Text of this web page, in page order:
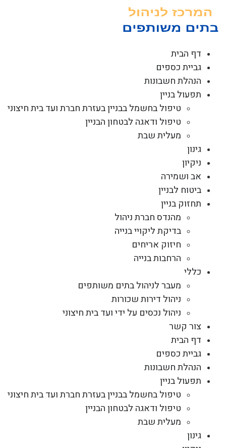
דף הבית
גביית כספים
הנהלת חשבונות
תפעול בניין
טיפול בחשמל בבניין בעזרת חברת ועד בית חיצוני
טיפול ודאגה לבטחון הבניין
מעלית שבת
גינון
ניקיון
אב ושמירה
ביטוח לבניין
תחזוק בניין
מהנדס חברת ניהול
בדיקת ליקויי בנייה
חיזוק אריחים
הרחבות בנייה
כללי
מעבר לניהול בתים משותפים
ניהול דירות שכורות
ניהול נכסים על ידי ועד בית חיצוני
צור קשר
דף הבית
גביית כספים
הנהלת חשבונות
תפעול בניין
טיפול בחשמל בבניין בעזרת חברת ועד בית חיצוני
טיפול ודאגה לבטחון הבניין
מעלית שבת
גינון